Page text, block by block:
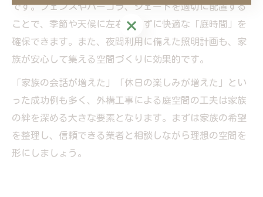
です。フェンスやパーゴラ、シェードを適切に配置する
ことで、季節や天候に左右されずに快適な「庭時間」を
確保できます。また、夜間利用に備えた照明計画も、家
族が安心して集える空間づくりに効果的です。
「家族の会話が増えた」「休日の楽しみが増えた」とい
った成功例も多く、外構工事による庭空間の工夫は家族
の絆を深める大きな要素となります。まずは家族の希望
を整理し、信頼できる業者と相談しながら理想の空間を
形にしましょう。
メインサイトはこちら